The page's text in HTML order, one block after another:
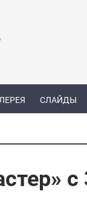
СЛАЙДЫ
с